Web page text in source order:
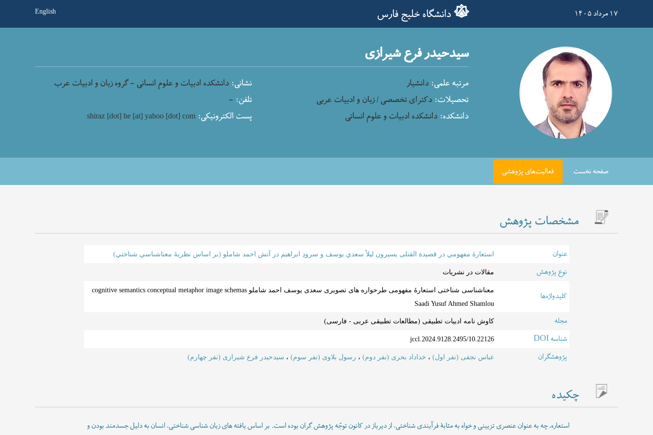
۱۷ مرداد ۱۴۰۵ دانشگاه خلیج فارس English
سیدحیدر فرع شیرازی
مرتبه علمی: دانشیار نشانی: دانشکده ادبیات و علوم انسانی - گروه زبان و ادبیات عرب
تحصیلات: دکترای تخصصی / زبان و ادبیات عربی تلفن: -
دانشکده: دانشکده ادبیات و علوم انسانی پست الکترونیکی: shiraz [dot] he [at] yahoo [dot] com
صفحه نخست فعالیت‌های پژوهشی
مشخصات پژوهش
عنوان استعارۀ مفهومي در قصيدة القتلى يسيرون ليلاً سعدي يوسف و سرودِ ابراهيم در آتش احمد شاملو (بر اساس نظريۀ معناشناسي شناختي)
نوع پژوهش مقالات در نشریات
کلیدواژه‌ها
معناشناسی شناختی استعارۀ مفهومی طرحواره های تصویری سعدی یوسف احمد شاملو cognitive semantics conceptual metaphor image schemas
Saadi Yusuf Ahmed Shamlou
مجله کاوش نامه ادبیات تطبیقی (مطالعات تطبیقی عربی - فارسی)
شناسه DOI 10.22126/jccl.2024.9128.2495
پژوهشگران عباس نجفی (نفر اول) ، خداداد بحری (نفر دوم) ، رسول بلاوی (نفر سوم) ، سیدحیدر فرع شیرازی (نفر چهارم)
چکیده
استعاره، چه به عنوان عنصری تزیینی و خواه به مثابۀ فرآیندی شناختی، از دیرباز در کانون توجّه پژوهش گران بوده است. بر اساس یافته های زبان شناسی شناختی، انسان به دلیل جسدمند بودن و